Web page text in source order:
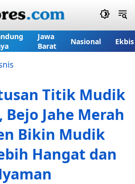
Jawa
Barat
Nasional Ekbis
Titik Mudik
Jahe Merah
Bikin Mudik
Hangat dan